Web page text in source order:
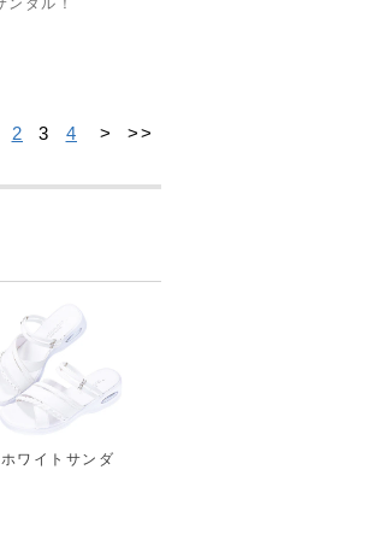
ンダル！
2 3 4 > >>
ワイトサンダ